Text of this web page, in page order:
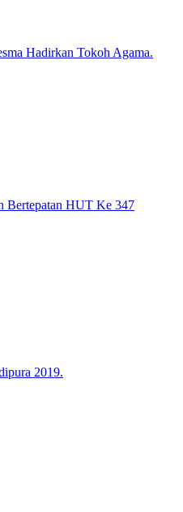
Hadirkan Tokoh Agama.
Bertepatan HUT Ke 347
2019.